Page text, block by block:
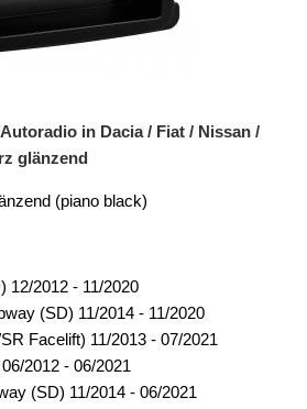
in Dacia / Fiat / Nissan /
glänzend
(piano black)
12/2012 - 11/2020
(SD) 11/2014 - 11/2020
Facelift) 11/2013 - 07/2021
2012 - 06/2021
(SD) 11/2014 - 06/2021